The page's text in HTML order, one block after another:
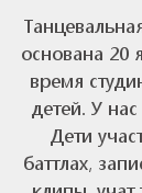
основана 20
время
детей. У
Дети
баттлах,